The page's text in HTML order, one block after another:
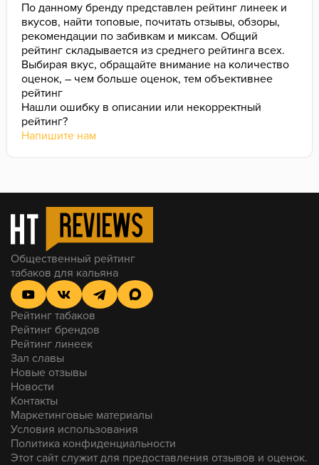
По данному бренду представлен рейтинг линеек и
вкусов, найти топовые, почитать отзывы, обзоры,
рекомендации по забивкам и миксам. Общий
рейтинг складывается из среднего рейтинга всех.
Выбирая вкус, обращайте внимание на количество
оценок, – чем больше оценок, тем объективнее
рейтинг
Нашли ошибку в описании или некорректный
рейтинг?
Напишите нам
Общественный рейтинг
табаков для кальяна
Рейтинг табаков
Рейтинг брендов
Рейтинг линеек
Зал славы
Новые отзывы
Новости
Контакты
Маркетинговые материалы
Условия использования
Политика конфиденциальности
Этот сайт служит для предоставления отзывов и оценок.